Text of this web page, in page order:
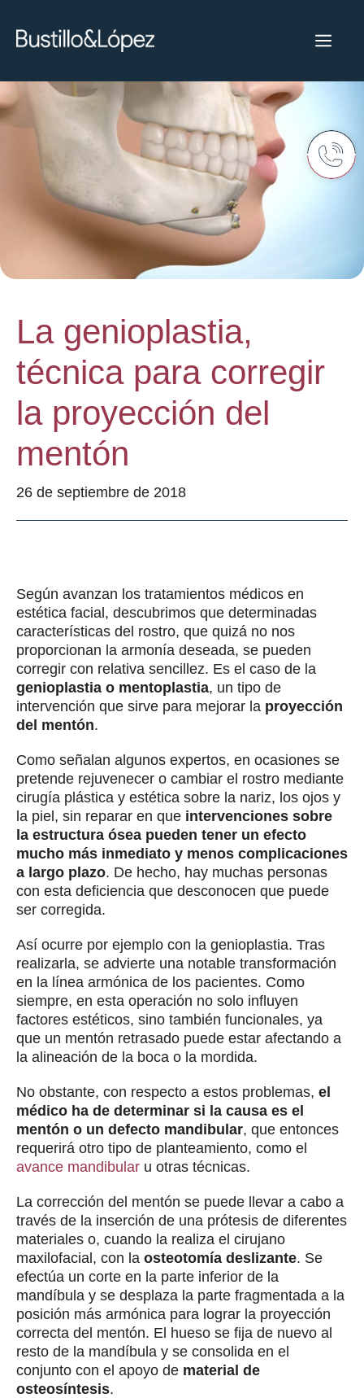
La genioplastia,
técnica para corregir
la proyección del
mentón
26 de septiembre de 2018
Según avanzan los tratamientos médicos en
estética facial, descubrimos que determinadas
características del rostro, que quizá no nos
proporcionan la armonía deseada, se pueden
corregir con relativa sencillez. Es el caso de la
genioplastia o mentoplastia, un tipo de
intervención que sirve para mejorar la proyección
del mentón.
Como señalan algunos expertos, en ocasiones se
pretende rejuvenecer o cambiar el rostro mediante
cirugía plástica y estética sobre la nariz, los ojos y
la piel, sin reparar en que intervenciones sobre
la estructura ósea pueden tener un efecto
mucho más inmediato y menos complicaciones
a largo plazo. De hecho, hay muchas personas
con esta deficiencia que desconocen que puede
ser corregida.
Así ocurre por ejemplo con la genioplastia. Tras
realizarla, se advierte una notable transformación
en la línea armónica de los pacientes. Como
siempre, en esta operación no solo influyen
factores estéticos, sino también funcionales, ya
que un mentón retrasado puede estar afectando a
la alineación de la boca o la mordida.
No obstante, con respecto a estos problemas, el
médico ha de determinar si la causa es el
mentón o un defecto mandibular, que entonces
requerirá otro tipo de planteamiento, como el
avance mandibular u otras técnicas.
La corrección del mentón se puede llevar a cabo a
través de la inserción de una prótesis de diferentes
materiales o, cuando la realiza el cirujano
maxilofacial, con la osteotomía deslizante. Se
efectúa un corte en la parte inferior de la
mandíbula y se desplaza la parte fragmentada a la
posición más armónica para lograr la proyección
correcta del mentón. El hueso se fija de nuevo al
resto de la mandíbula y se consolida en el
conjunto con el apoyo de material de
osteosíntesis.